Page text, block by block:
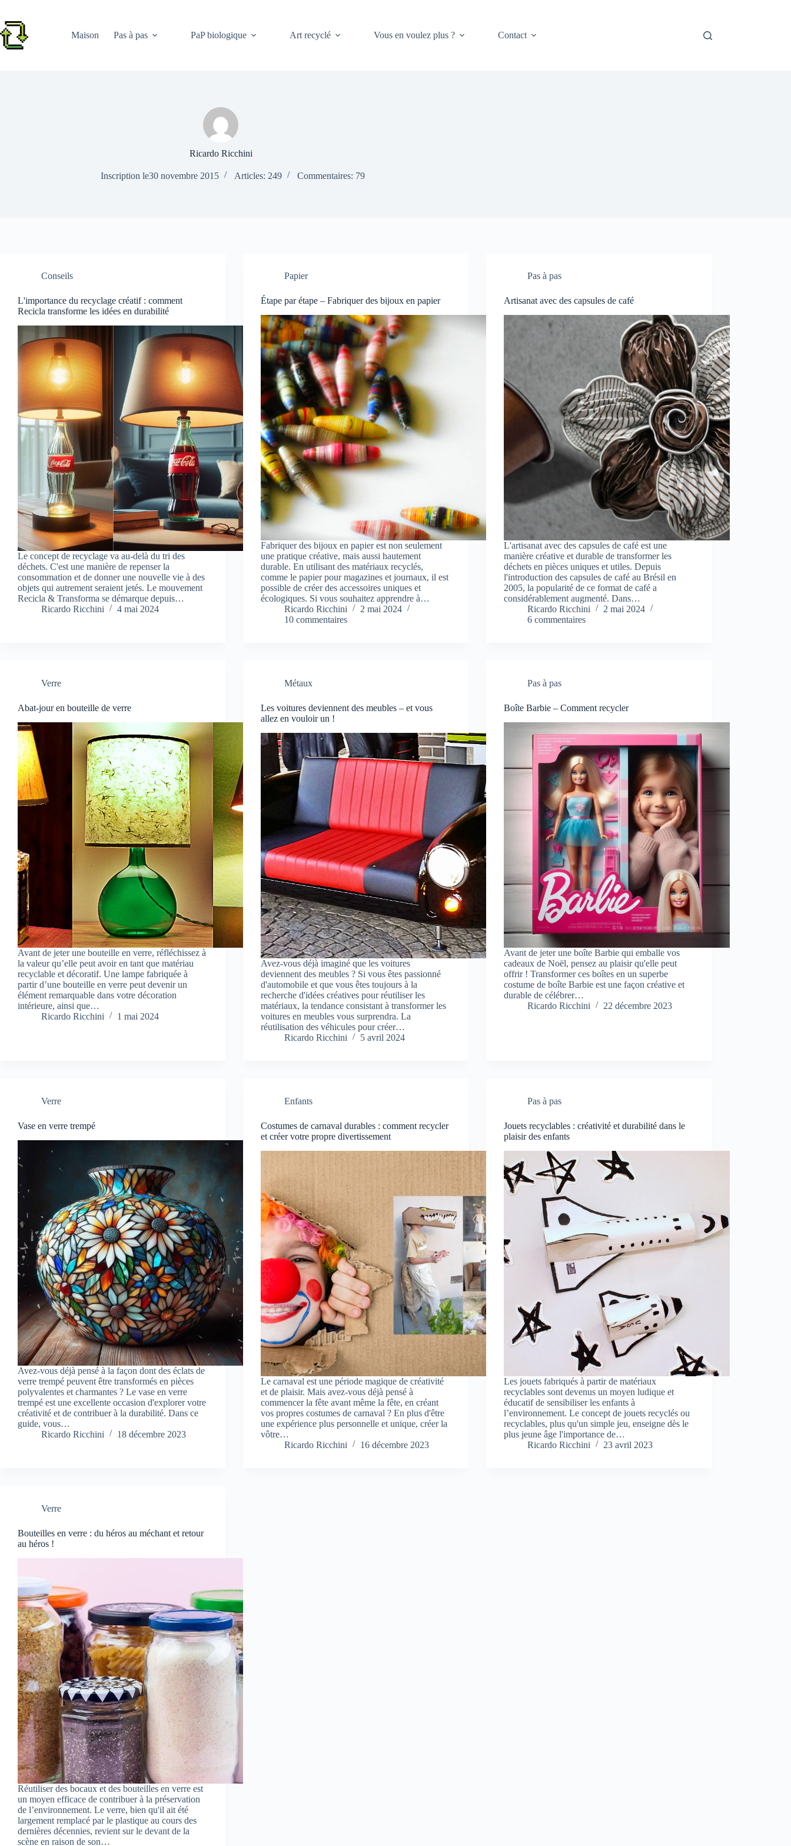
contenu
Maison
Pas à pas PaP biologique Art recyclé Vous en voulez plus ? Contact
Ricardo Ricchini
Inscription le30 novembre 2015 Articles: 249 Commentaires: 79
Conseils
L'importance du recyclage créatif : comment
Recicla transforme les idées en durabilité
Le concept de recyclage va au-delà du tri des
déchets. C'est une manière de repenser la
consommation et de donner une nouvelle vie à des
objets qui autrement seraient jetés. Le mouvement
Recicla & Transforma se démarque depuis…
Ricardo Ricchini
4 mai 2024
Papier
Étape par étape – Fabriquer des bijoux en papier
Fabriquer des bijoux en papier est non seulement
une pratique créative, mais aussi hautement
durable. En utilisant des matériaux recyclés,
comme le papier pour magazines et journaux, il est
possible de créer des accessoires uniques et
écologiques. Si vous souhaitez apprendre à…
Ricardo Ricchini
2 mai 2024
10 commentaires
Pas à pas
Artisanat avec des capsules de café
L'artisanat avec des capsules de café est une
manière créative et durable de transformer les
déchets en pièces uniques et utiles. Depuis
l'introduction des capsules de café au Brésil en
2005, la popularité de ce format de café a
considérablement augmenté. Dans…
Ricardo Ricchini
2 mai 2024
6 commentaires
Verre
Abat-jour en bouteille de verre
Avant de jeter une bouteille en verre, réfléchissez à
la valeur qu’elle peut avoir en tant que matériau
recyclable et décoratif. Une lampe fabriquée à
partir d’une bouteille en verre peut devenir un
élément remarquable dans votre décoration
intérieure, ainsi que…
Ricardo Ricchini
1 mai 2024
Métaux
Les voitures deviennent des meubles – et vous
allez en vouloir un !
Avez-vous déjà imaginé que les voitures
deviennent des meubles ? Si vous êtes passionné
d'automobile et que vous êtes toujours à la
recherche d'idées créatives pour réutiliser les
matériaux, la tendance consistant à transformer les
voitures en meubles vous surprendra. La
réutilisation des véhicules pour créer…
Ricardo Ricchini
5 avril 2024
Pas à pas
Boîte Barbie – Comment recycler
Avant de jeter une boîte Barbie qui emballe vos
cadeaux de Noël, pensez au plaisir qu'elle peut
offrir ! Transformer ces boîtes en un superbe
costume de boîte Barbie est une façon créative et
durable de célébrer…
Ricardo Ricchini
22 décembre 2023
Verre
Vase en verre trempé
Avez-vous déjà pensé à la façon dont des éclats de
verre trempé peuvent être transformés en pièces
polyvalentes et charmantes ? Le vase en verre
trempé est une excellente occasion d'explorer votre
créativité et de contribuer à la durabilité. Dans ce
guide, vous…
Ricardo Ricchini
18 décembre 2023
Enfants
Costumes de carnaval durables : comment recycler
et créer votre propre divertissement
Le carnaval est une période magique de créativité
et de plaisir. Mais avez-vous déjà pensé à
commencer la fête avant même la fête, en créant
vos propres costumes de carnaval ? En plus d'être
une expérience plus personnelle et unique, créer la
vôtre…
Ricardo Ricchini
16 décembre 2023
Pas à pas
Jouets recyclables : créativité et durabilité dans le
plaisir des enfants
Les jouets fabriqués à partir de matériaux
recyclables sont devenus un moyen ludique et
éducatif de sensibiliser les enfants à
l’environnement. Le concept de jouets recyclés ou
recyclables, plus qu'un simple jeu, enseigne dès le
plus jeune âge l'importance de…
Ricardo Ricchini
23 avril 2023
Verre
Bouteilles en verre : du héros au méchant et retour
au héros !
Réutiliser des bocaux et des bouteilles en verre est
un moyen efficace de contribuer à la préservation
de l’environnement. Le verre, bien qu'il ait été
largement remplacé par le plastique au cours des
dernières décennies, revient sur le devant de la
scène en raison de son…